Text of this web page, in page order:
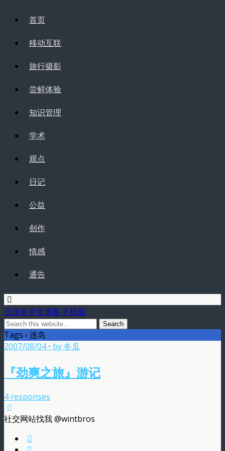
首页
移动互联
旅行摄影
尝鲜体验
知识管理
学术
观点
日记
公益
创作
情感
通告
王佳冬中文博客 手机版
Tags › 连岛
2007/08/04 • by 冬瓜
『劲爽之旅』游记
4 responses
社交网站找我 @wintbros